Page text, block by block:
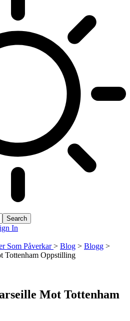
In
Som Påverkar> Blog > Blogg >
Tottenham Oppstilling
Mot Tottenham